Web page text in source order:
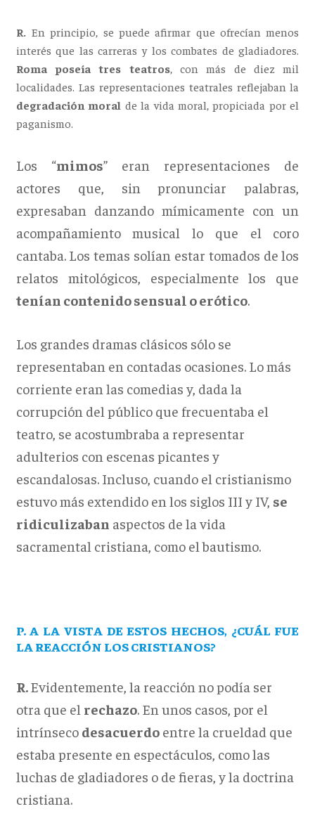
R. En principio, se puede afirmar que ofrecían menos
interés que las carreras y los combates de gladiadores.
Roma poseía tres teatros, con más de diez mil
localidades. Las representaciones teatrales reflejaban la
degradación moral de la vida moral, propiciada por el
paganismo.
Los “mimos” eran representaciones de
actores que, sin pronunciar palabras,
expresaban danzando mímicamente con un
acompañamiento musical lo que el coro
cantaba. Los temas solían estar tomados de los
relatos mitológicos, especialmente los que
tenían contenido sensual o erótico.
Los grandes dramas clásicos sólo se
representaban en contadas ocasiones. Lo más
corriente eran las comedias y, dada la
corrupción del público que frecuentaba el
teatro, se acostumbraba a representar
adulterios con escenas picantes y
escandalosas. Incluso, cuando el cristianismo
estuvo más extendido en los siglos III y IV, se
ridiculizaban aspectos de la vida
sacramental cristiana, como el bautismo.
P. A LA VISTA DE ESTOS HECHOS, ¿CUÁL FUE
LA REACCIÓN LOS CRISTIANOS?
R.Evidentemente, la reacción no podía ser
otra que el rechazo. En unos casos, por el
intrínseco desacuerdoentre la crueldad que
estaba presente en espectáculos, como las
luchas de gladiadores o de fieras, y la doctrina
cristiana.